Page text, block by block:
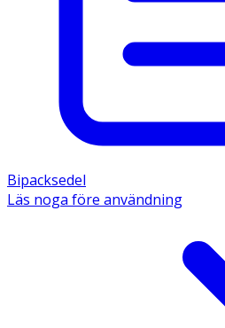
Bipacksedel
Läs noga före användning